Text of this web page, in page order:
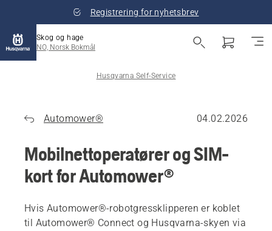
Registrering for nyhetsbrev
Skog og hage
NO, Norsk Bokmål
Husqvarna Self-Service
Automower® 04.02.2026
Mobilnettoperatører og SIM-
kort for Automower®
Hvis Automower®-robotgressklipperen er koblet
til Automower® Connect og Husqvarna-skyen via